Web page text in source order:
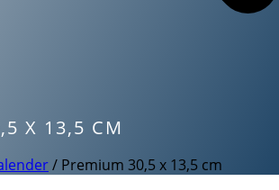
X 13,5 CM
/ Premium 30,5 x 13,5 cm